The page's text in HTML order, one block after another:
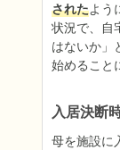
されたよう
状況で、自
はないか」
始めること
入居決断
母を施設に